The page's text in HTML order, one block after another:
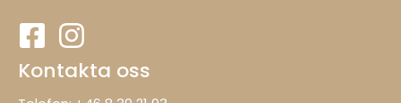
Kontakta oss